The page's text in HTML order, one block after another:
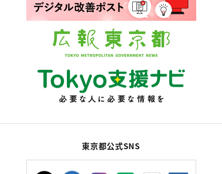
東京都公式SNS